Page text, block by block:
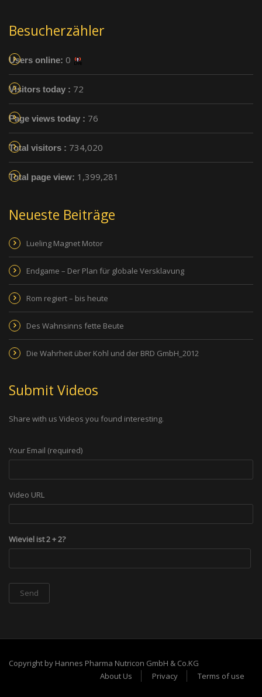
Besucherzähler
Users online: 0
Visitors today : 72
Page views today : 76
Total visitors : 734,020
Total page view: 1,399,281
Neueste Beiträge
Lueling Magnet Motor
Endgame – Der Plan für globale Versklavung
Rom regiert – bis heute
Des Wahnsinns fette Beute
Die Wahrheit über Kohl und der BRD GmbH_2012
Submit Videos
Share with us Videos you found interesting.
Your Email (required)
Video URL
Wieviel ist 2 + 2?
Copyright by Hannes Pharma Nutricon GmbH & Co.KG
About Us
Privacy Terms of use